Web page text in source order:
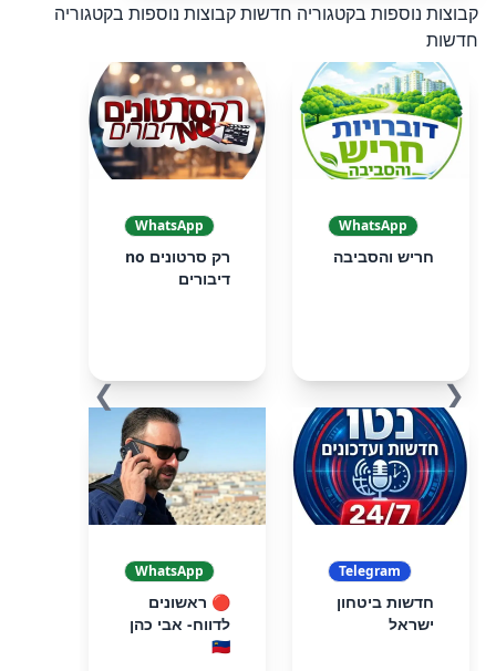
קבוצות נוספות בקטגוריה חדשותקבוצות נוספות בקטגוריה
חדשות
❮
WhatsApp
חריש והסביבה
WhatsApp
רק סרטונים no
דיבורים
Telegram
חדשות ביטחון
ישראל
WhatsApp
🔴 ראשונים
לדווח- אבי כהן
🇮🇱
❯